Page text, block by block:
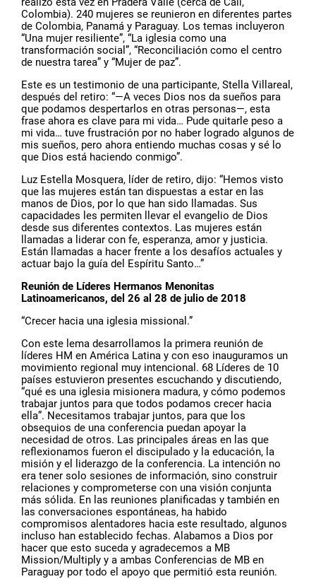
Colombia). 240 mujeres se reunieron en diferentes partes
de Colombia, Panamá y Paraguay. Los temas incluyeron
“Una mujer resiliente”, “La iglesia como una
transformación social”, “Reconciliación como el centro
de nuestra tarea” y “Mujer de paz”.
Este es un testimonio de una participante, Stella Villareal,
después del retiro: “—A veces Dios nos da sueños para
que podamos despertarlos en otras personas—, esta
frase ahora es clave para mi vida… Pude quitarle peso a
mi vida… tuve frustración por no haber logrado algunos de
mis sueños, pero ahora entiendo muchas cosas y sé lo
que Dios está haciendo conmigo”.
Luz Estella Mosquera, líder de retiro, dijo: “Hemos visto
que las mujeres están tan dispuestas a estar en las
manos de Dios, por lo que han sido llamadas. Sus
capacidades les permiten llevar el evangelio de Dios
desde sus diferentes contextos. Las mujeres están
llamadas a liderar con fe, esperanza, amor y justicia.
Están llamadas a hacer frente a los desafíos actuales y
actuar bajo la guía del Espíritu Santo…”
Reunión de Líderes Hermanos Menonitas
Latinoamericanos, del 26 al 28 de julio de 2018
“Crecer hacia una iglesia missional.”
Con este lema desarrollamos la primera reunión de
líderes HM en América Latina y con eso inauguramos un
movimiento regional muy intencional. 68 Líderes de 10
países estuvieron presentes escuchando y discutiendo,
“qué es una iglesia misionera madura, y cómo podemos
trabajar juntos para que todos podamos crecer hacia
ella”. Necesitamos trabajar juntos, para que los
obsequios de una conferencia puedan apoyar la
necesidad de otros. Las principales áreas en las que
reflexionamos fueron el discipulado y la educación, la
misión y el liderazgo de la conferencia. La intención no
era tener solo sesiones de información, sino construir
relaciones y comprometerse con una visión conjunta
más sólida. En las reuniones planificadas y también en
las conversaciones espontáneas, ha habido
compromisos alentadores hacia este resultado, algunos
incluso han establecido fechas. Alabamos a Dios por
hacer que esto suceda y agradecemos a MB
Mission/Multiply y a ambas Conferencias de MB en
Paraguay por todo el apoyo que permitió esta reunión.